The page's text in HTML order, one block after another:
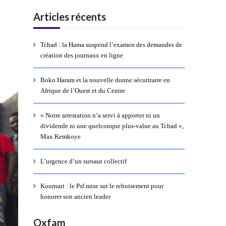
Articles récents
Tchad : la Hama suspend l’examen des demandes de
création des journaux en ligne
Boko Haram et la nouvelle donne sécuritaire en
Afrique de l’Ouest et du Centre
« Notre arrestation n’a servi à apporter ni un
dividende ni une quelconque plus-value au Tchad »,
Max Kemkoye
L’urgence d’un sursaut collectif
Kournari : le Psf mise sur le reboisement pour
honorer son ancien leader
Oxfam